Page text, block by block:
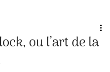
ou l’art de la